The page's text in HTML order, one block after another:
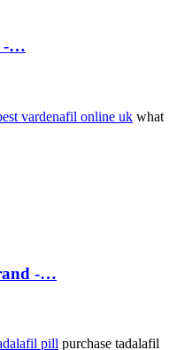
-…
vardenafil online uk what
-…
pill purchase tadalafil